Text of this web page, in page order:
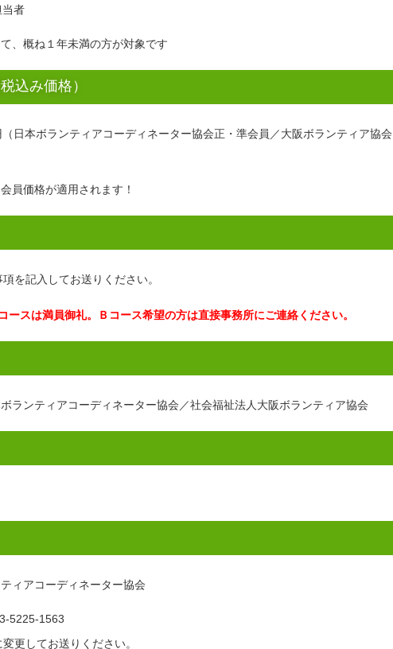
当者
、概ね１年未満の方が対象です
込み価格）
日本ボランティアコーディネーター協会正・準会員／大阪ボランティア協会
員価格が適用されます！
を記入してお送りください。
スは満員御礼。Ｂコース希望の方は直接事務所にご連絡ください。
ランティアコーディネーター協会／社会福祉法人大阪ボランティア協会
ィアコーディネーター協会
5225-1563
してお送りください。